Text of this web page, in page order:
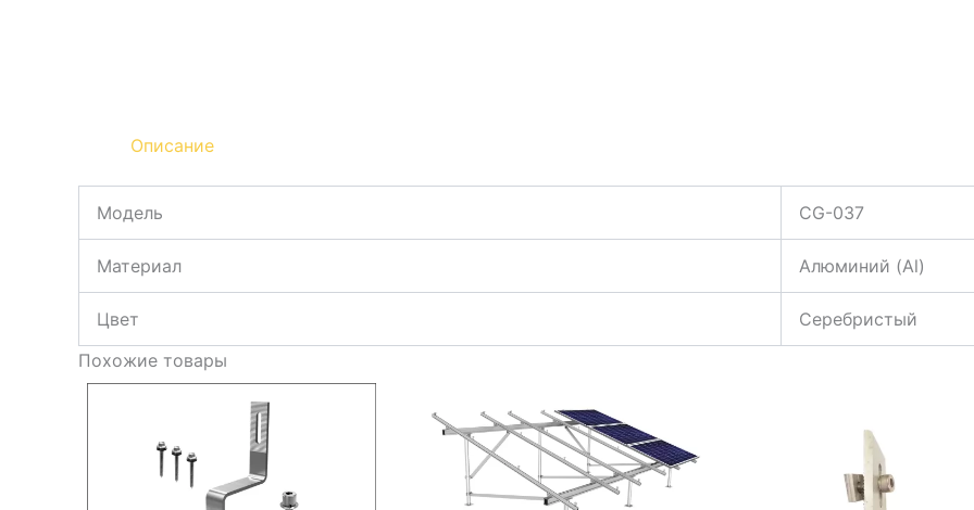
Описание
Модель CG-037
Материал Алюминий (Al)
Цвет
Серебристый
Похожие товары